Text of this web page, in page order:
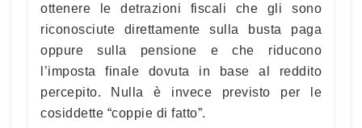
ottenere le detrazioni fiscali che gli sono
riconosciute direttamente sulla busta paga
oppure sulla pensione e che riducono
l’imposta finale dovuta in base al reddito
percepito. Nulla è invece previsto per le
cosiddette “coppie di fatto”.